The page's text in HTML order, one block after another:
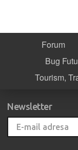
Forum
Bug
Tourism,
Newsletter